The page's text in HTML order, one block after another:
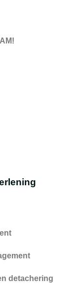
detachering